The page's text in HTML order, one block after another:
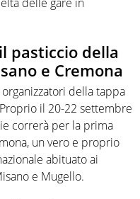
pasticcio della
e Cremona
della tappa
il 20-22 settembre
correrà per la prima
un vero e proprio
abituato ai
e Mugello.